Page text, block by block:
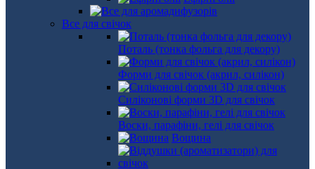
Все для свічок
Поталь (тонка фольга для декору)
Форми для свічок (акрил, силікон)
Силіконові форми 3D для свічок
Воски, парафіни, гелі для свічок
Вощина